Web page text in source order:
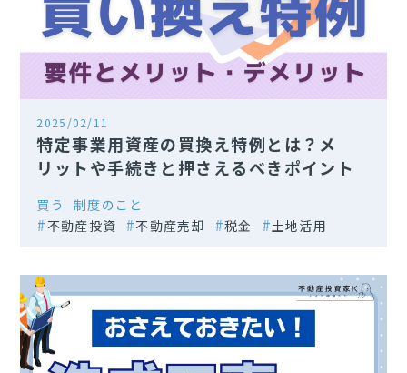
2025/02/11
特定事業用資産の買換え特例とは？メ
リットや手続きと押さえるべきポイント
買う
制度のこと
不動産投資
不動産売却 税金 土地活用